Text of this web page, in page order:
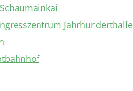
Jahrhunderthalle